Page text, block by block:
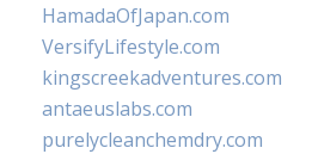
HamadaOfJapan.com
VersifyLifestyle.com
kingscreekadventures.com
antaeuslabs.com
purelycleanchemdry.com